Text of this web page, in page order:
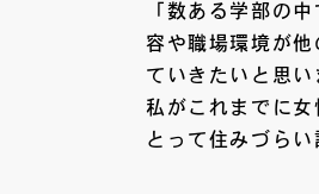
「数ある学部の
容や職場環境が
ていきたいと思い
私がこれまでに
とって住みづらい